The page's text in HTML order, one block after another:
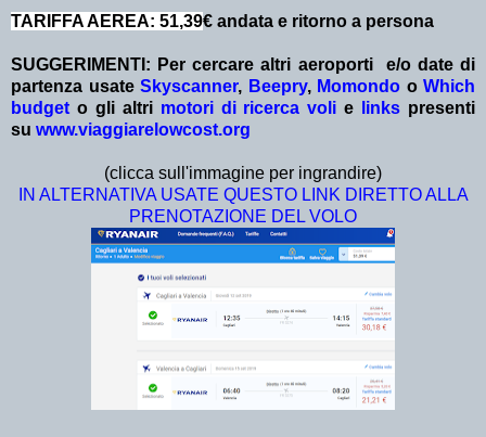
TARIFFA AEREA: 51,39€ andata e ritorno a persona
SUGGERIMENTI: Per cercare altri aeroporti e/o date di
partenza usate Skyscanner, Beepry, Momondo o Which
budget o gli altri motori di ricerca voli e links presenti
su www.viaggiarelowcost.org
(clicca sull'immagine per ingrandire)
IN ALTERNATIVA USATE QUESTO LINK DIRETTO ALLA
PRENOTAZIONE DEL VOLO